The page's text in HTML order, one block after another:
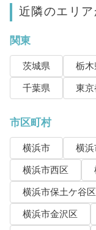
近隣のエリ
関東
茨城県 栃木
千葉県
東京
市区町村
横浜市 横
横浜市西区
横浜市保土ケ谷区
横浜市金沢区